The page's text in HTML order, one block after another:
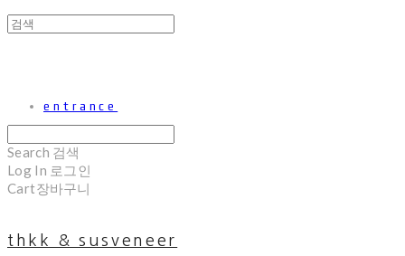
entrance
Search 검색
Log In 로그인
Cart장바구니
thkk & susveneer